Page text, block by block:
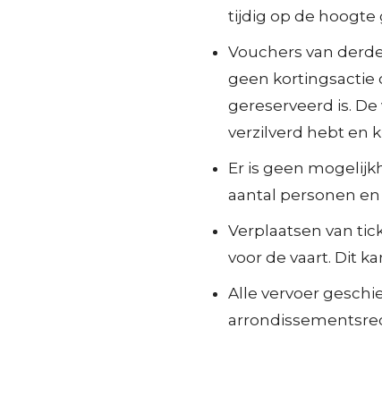
tijdig op de hoogte
Vouchers van
geen kortingsactie
gereserveerd is.
verzilverd hebt en
Er is geen
aantal personen
Verplaatsen van
voor de vaart. Dit
Alle vervoer